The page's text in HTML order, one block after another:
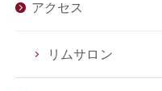
アクセス
リムサロン